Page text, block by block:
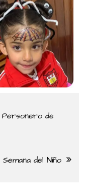
Personero de
Semana del Niño